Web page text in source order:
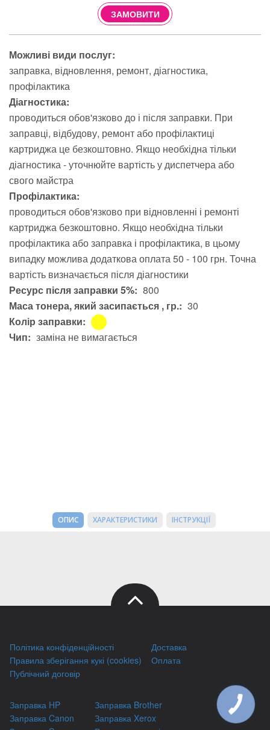
ЗАМОВИТИ
Можливі види послуг:
заправка відновлення ремонт діагностика
профілактика
Діагностика:
проводиться обов'язково до і після заправки. При
заправці, відбудову, ремонт або профілактиці
картриджа це безкоштовно. Якщо необхідна тільки
діагностика - уточнюйте вартість у диспетчера або
свого майстра
Профілактика:
проводиться обов'язково при відновленні і ремонті
картриджа безкоштовно. Якщо необхідна тільки
профілактика або заправка і профілактика, в цьому
випадку можлива додаткова оплата 50 - 100 грн. Точна
вартість визначається після діагностики
Ресурс після заправки 5%: 800
Маса тонера, який засипається , гр.: 30
Колір заправки:
Чип: заміна не вимагається
ОПИС ХАРАКТЕРИСТИКИ ІНСТРУКЦІЇ
Політика конфіденційності
Правила зберігання кукі (cookies)
Публічний договір
Доставка
Оплата
Заправка HP
Заправка Canon
Заправка Brother
Заправка Xerox
КНОПКА
ЗВ'ЯЗКУ